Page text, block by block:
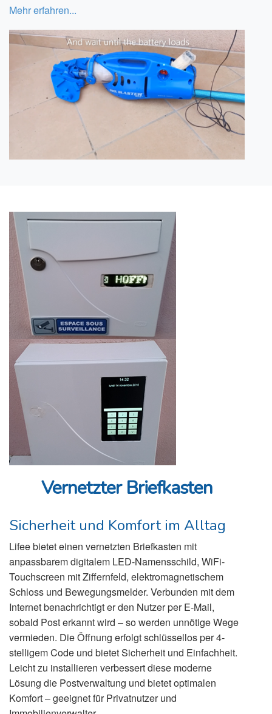
Mehr erfahren...
Vernetzter Briefkasten
Sicherheit und Komfort im Alltag
Lifee bietet einen vernetzten Briefkasten mit
anpassbarem digitalem LED-Namensschild, WiFi-
Touchscreen mit Ziffernfeld, elektromagnetischem
Schloss und Bewegungsmelder. Verbunden mit dem
Internet benachrichtigt er den Nutzer per E-Mail,
sobald Post erkannt wird – so werden unnötige Wege
vermieden. Die Öffnung erfolgt schlüssellos per 4-
stelligem Code und bietet Sicherheit und Einfachheit.
Leicht zu installieren verbessert diese moderne
Lösung die Postverwaltung und bietet optimalen
Komfort – geeignet für Privatnutzer und